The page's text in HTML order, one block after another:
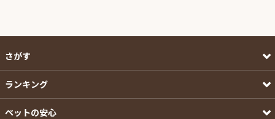
さがす
ランキング
ペットの安心